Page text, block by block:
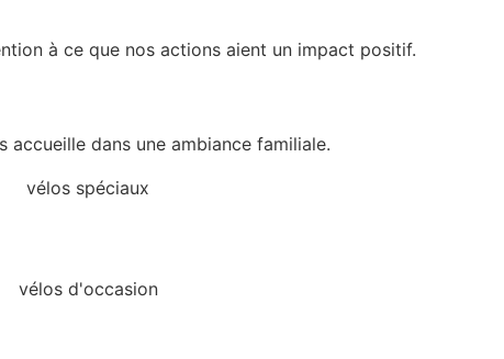
à ce que nos actions aient un impact positif.
accueille dans une ambiance familiale.